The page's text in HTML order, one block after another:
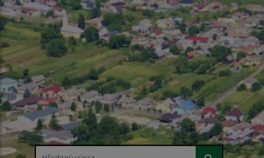
Hľadaný výraz...